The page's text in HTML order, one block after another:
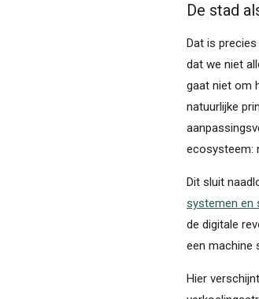
De stad
Dat is
dat we niet
gaat niet om
natuurlijke
ecosysteem:
Dit sluit
systemen en
de digitale
een machine
Hier